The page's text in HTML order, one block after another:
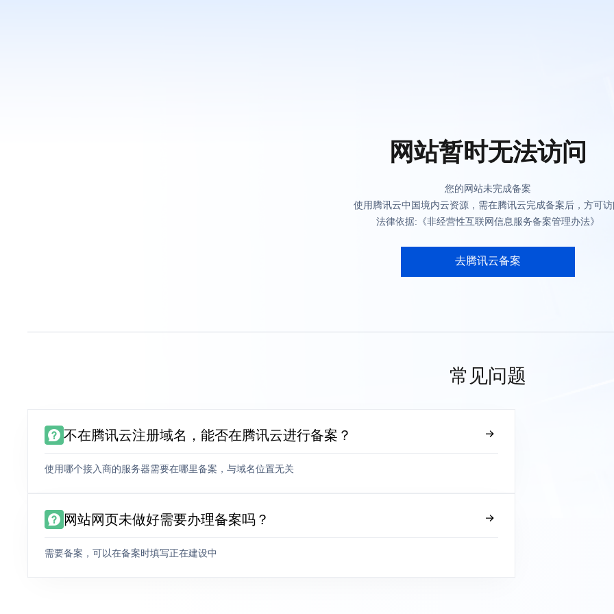
网站暂时无法访问
您的网站未完成备案
使用腾讯云中国境内云资源，需在腾讯云完成备案后，方可
法律依据:《非经营性互联网信息服务备案管理办法》
去腾讯云备案
常见问题
不在腾讯云注册域名，能否在腾讯云进行备案？
使用哪个接入商的服务器需要在哪里备案，与域名位置无关
网站网页未做好需要办理备案吗？
需要备案，可以在备案时填写正在建设中